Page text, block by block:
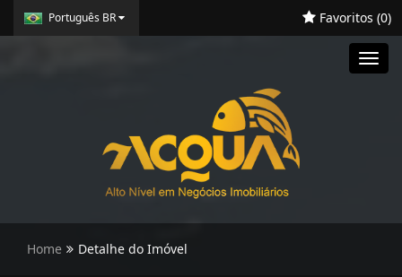
Português BR Favoritos (0)
Home Detalhe do Imóvel